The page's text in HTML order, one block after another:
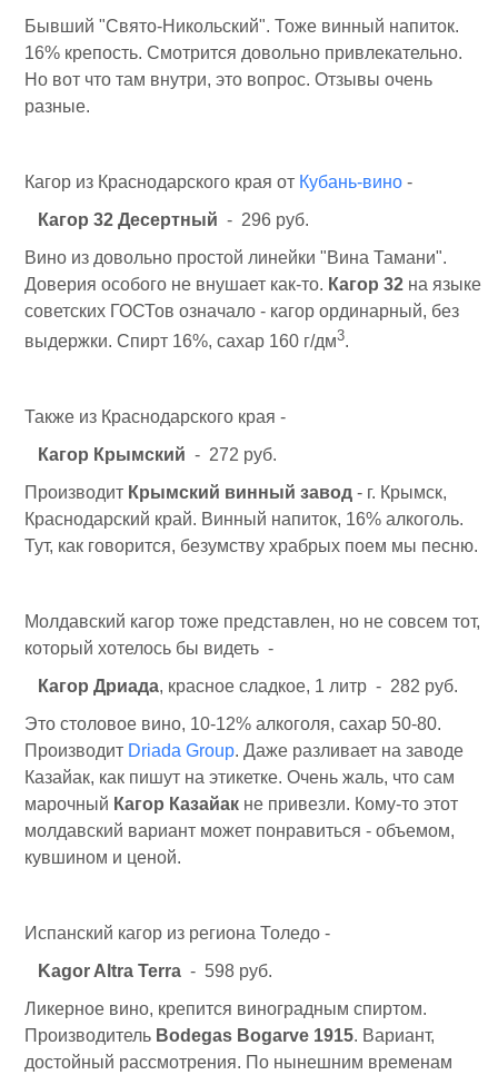
Бывший "Свято-Никольский". Тоже винный напиток.
16% крепость. Смотрится довольно привлекательно.
Но вот что там внутри, это вопрос. Отзывы очень
разные.
Кагор из Краснодарского края от Кубань-вино -
Кагор 32 Десертный - 296 руб.
Вино из довольно простой линейки "Вина Тамани".
Доверия особого не внушает как-то. Кагор 32 на языке
советских ГОСТов означало - кагор ординарный, без
выдержки. Спирт 16%, сахар 160 г/дм3.
Также из Краснодарского края -
Кагор Крымский - 272 руб.
Производит Крымский винный завод - г. Крымск,
Краснодарский край. Винный напиток, 16% алкоголь.
Тут, как говорится, безумству храбрых поем мы песню.
Молдавский кагор тоже представлен, но не совсем тот,
который хотелось бы видеть -
Кагор Дриада, красное сладкое, 1 литр - 282 руб.
Это столовое вино, 10-12% алкоголя, сахар 50-80.
Производит Driada Group. Даже разливает на заводе
Казайак, как пишут на этикетке. Очень жаль, что сам
марочный Кагор Казайак не привезли. Кому-то этот
молдавский вариант может понравиться - объемом,
кувшином и ценой.
Испанский кагор из региона Толедо -
Kagor Altra Terra - 598 руб.
Ликерное вино, крепится виноградным спиртом.
Производитель Bodegas Bogarve 1915. Вариант,
достойный рассмотрения. По нынешним временам